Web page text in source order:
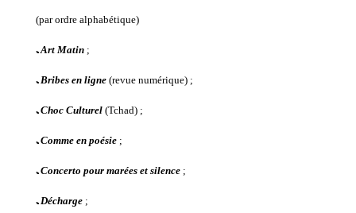
(par ordre alphabétique)
ﹳ Art Matin ;
ﹳ Bribes en ligne (revue numérique);
ﹳ Choc Culturel (Tchad) ;
ﹳ Comme en poésie ;
ﹳ Concerto pour marées et silence ;
ﹳ Décharge ;